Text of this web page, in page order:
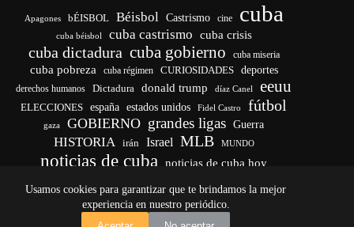
Usamos cookies para garantizar que te brindamos la mejor
experiencia en nuestro periódico.
Apagones bÉISBOL Béisbol Castrismo cine cuba
cuba béisbol cuba castrismo cuba crisis
cuba dictadura cuba gobierno cuba miseria
cuba pobreza cuba régimen CURIOSIDADES deportes
derechos humanos Dictadura donald trump díaz Canel eeuu
ELECCIONES españa estados unidos Fidel Castro fútbol
gaza GOBIERNO grandes ligas Guerra
HISTORIA irán Israel MLB MUNDO
noticias de cuba
noticias de cuba hoy
vida yankees
Copyright © 2026 - El Vigía de Cuba